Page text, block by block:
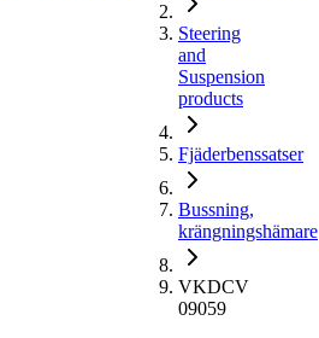
Steering
and
Suspension
products
Fjäderbenssatser
Bussning,
krängningshämare
VKDCV
09059